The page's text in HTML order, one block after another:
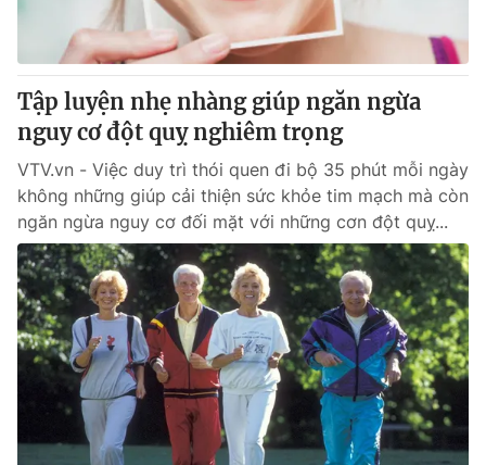
Tập luyện nhẹ nhàng giúp ngăn ngừa
nguy cơ đột quỵ nghiêm trọng
VTV.vn - Việc duy trì thói quen đi bộ 35 phút mỗi ngày
không những giúp cải thiện sức khỏe tim mạch mà còn
ngăn ngừa nguy cơ đối mặt với những cơn đột quỵ...